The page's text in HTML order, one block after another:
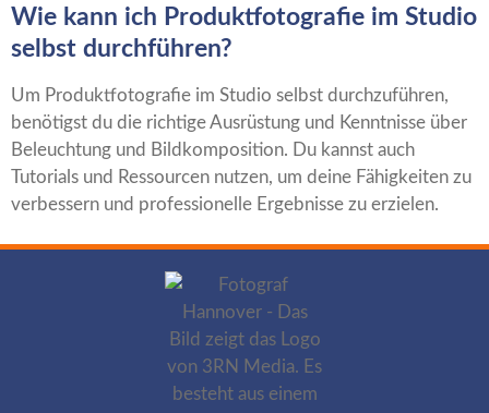
Wie kann ich Produktfotografie im Studio
selbst durchführen?
Um Produktfotografie im Studio selbst durchzuführen,
benötigst du die richtige Ausrüstung und Kenntnisse über
Beleuchtung und Bildkomposition. Du kannst auch
Tutorials und Ressourcen nutzen, um deine Fähigkeiten zu
verbessern und professionelle Ergebnisse zu erzielen.